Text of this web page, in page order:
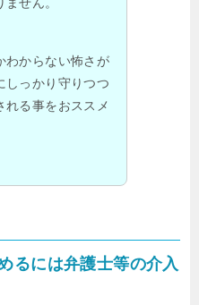
せん。
わからない怖さが
しっかり守りつつ
れる事をおススメ
るには弁護士等の介入